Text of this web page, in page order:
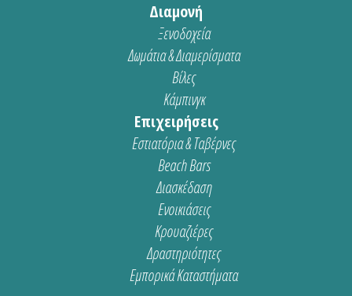
Διαμονή
Ξενοδοχεία
Δωμάτια & Διαμερίσματα
Βίλες
Κάμπινγκ
Επιχειρήσεις
Εστιατόρια & Ταβέρνες
Beach Bars
Διασκέδαση
Ενοικιάσεις
Κρουαζιέρες
Δραστηριότητες
Εμπορικά Καταστήματα